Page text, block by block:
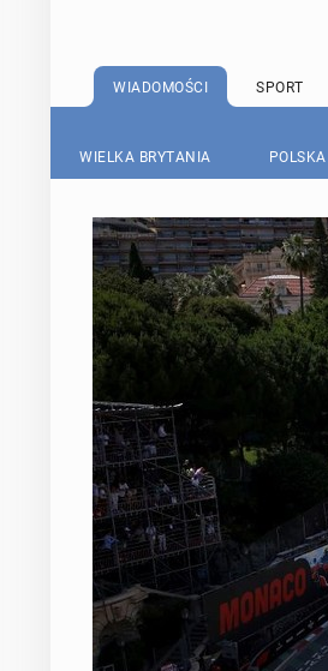
WIADOMOŚCI SPORT
WIELKA BRYTANIA POLSKA